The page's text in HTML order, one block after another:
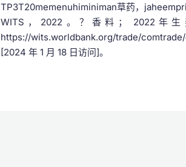
TP3T20memenuhiminiman草药，
WITS，2022。？香料； 2022
https://wits.worldbank.org/trade/
[2024 年 1 月 18 日访问]。